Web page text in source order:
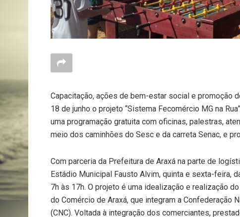
Capacitação, ações de bem-estar social e promoção
18 de junho o projeto “Sistema Fecomércio MG na
uma programação gratuita com oficinas, palestras,
meio dos caminhões do Sesc e da carreta Senac, e
Com parceria da Prefeitura de Araxá na parte de
Estádio Municipal Fausto Alvim, quinta e sexta-feira,
7h às 17h. O projeto é uma idealização e realização
do Comércio de Araxá, que integram a Confederação
(CNC). Voltada à integração dos comerciantes,